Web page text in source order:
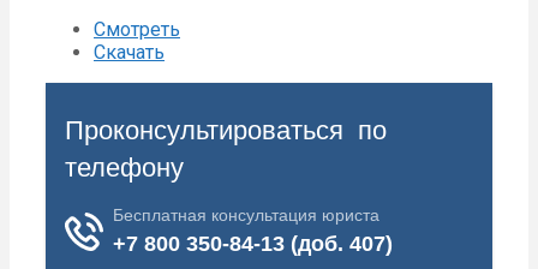
Смотреть
Скачать